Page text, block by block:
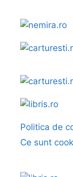
Politica de
Ce sunt